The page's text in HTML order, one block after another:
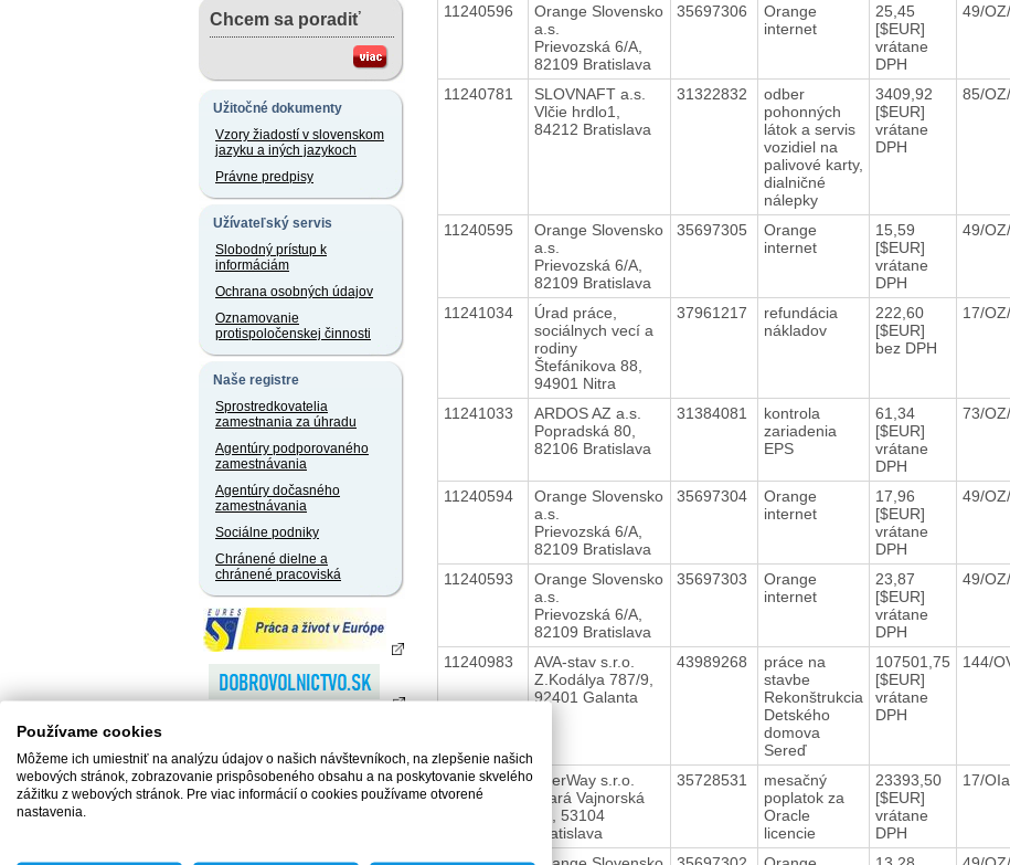
Chcem sa poradiť
Užitočné dokumenty
Vzory žiadostí v slovenskom
jazyku a iných jazykoch
Právne predpisy
Užívateľský servis
Slobodný prístup k
informáciám
Ochrana osobných údajov
Oznamovanie
protispoločenskej činnosti
Naše registre
Sprostredkovatelia
zamestnania za úhradu
Agentúry podporovaného
zamestnávania
Agentúry dočasného
zamestnávania
Sociálne podniky
Chránené dielne a
chránené pracoviská
11240596
Orange Slovensko
a.s.
Prievozská 6/A,
82109 Bratislava
35697306
Orange
internet
25,45
[$EUR]
vrátane
DPH
49/
11240781
SLOVNAFT a.s.
Vlčie hrdlo1,
84212 Bratislava
31322832
odber
pohonných
látok a servis
vozidiel na
palivové karty,
dialničné
nálepky
3409,92
[$EUR]
vrátane
DPH
85/
11240595
Orange Slovensko
a.s.
Prievozská 6/A,
82109 Bratislava
35697305
Orange
internet
15,59
[$EUR]
vrátane
DPH
49/
11241034
Úrad práce,
sociálnych vecí a
rodiny
Štefánikova 88,
94901 Nitra
37961217
refundácia
nákladov
222,60
[$EUR]
bez DPH
17/
11241033
ARDOS AZ a.s.
Popradská 80,
82106 Bratislava
31384081
kontrola
zariadenia
EPS
61,34
[$EUR]
vrátane
DPH
73/
11240594
Orange Slovensko
a.s.
Prievozská 6/A,
82109 Bratislava
35697304
Orange
internet
17,96
[$EUR]
vrátane
DPH
49/
11240593
Orange Slovensko
a.s.
Prievozská 6/A,
82109 Bratislava
35697303
Orange
internet
23,87
[$EUR]
vrátane
DPH
49/
11240983
AVA-stav s.r.o.
Z.Kodálya 787/9,
92401 Galanta
43989268
práce na
stavbe
Rekonštrukcia
Detského
domova
Sereď
107501,75
[$EUR]
vrátane
DPH
144/
11240252
InterWay s.r.o.
Stará Vajnorská
21, 53104
Bratislava
35728531
mesačný
poplatok za
Oracle
licencie
23393,50
[$EUR]
vrátane
DPH
17/
Používame cookies
Môžeme ich umiestniť na analýzu údajov o našich návštevníkoch, na zlepšenie našich
webových stránok, zobrazovanie prispôsobeného obsahu a na poskytovanie skvelého
zážitku z webových stránok. Pre viac informácií o cookies používame otvorené
nastavenia.